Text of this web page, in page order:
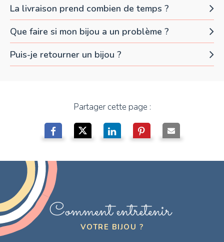
La livraison prend combien de temps ?
Que faire si mon bijou a un problème ?
Puis-je retourner un bijou ?
Partager cette page :
Comment entretenir
VOTRE BIJOU ?